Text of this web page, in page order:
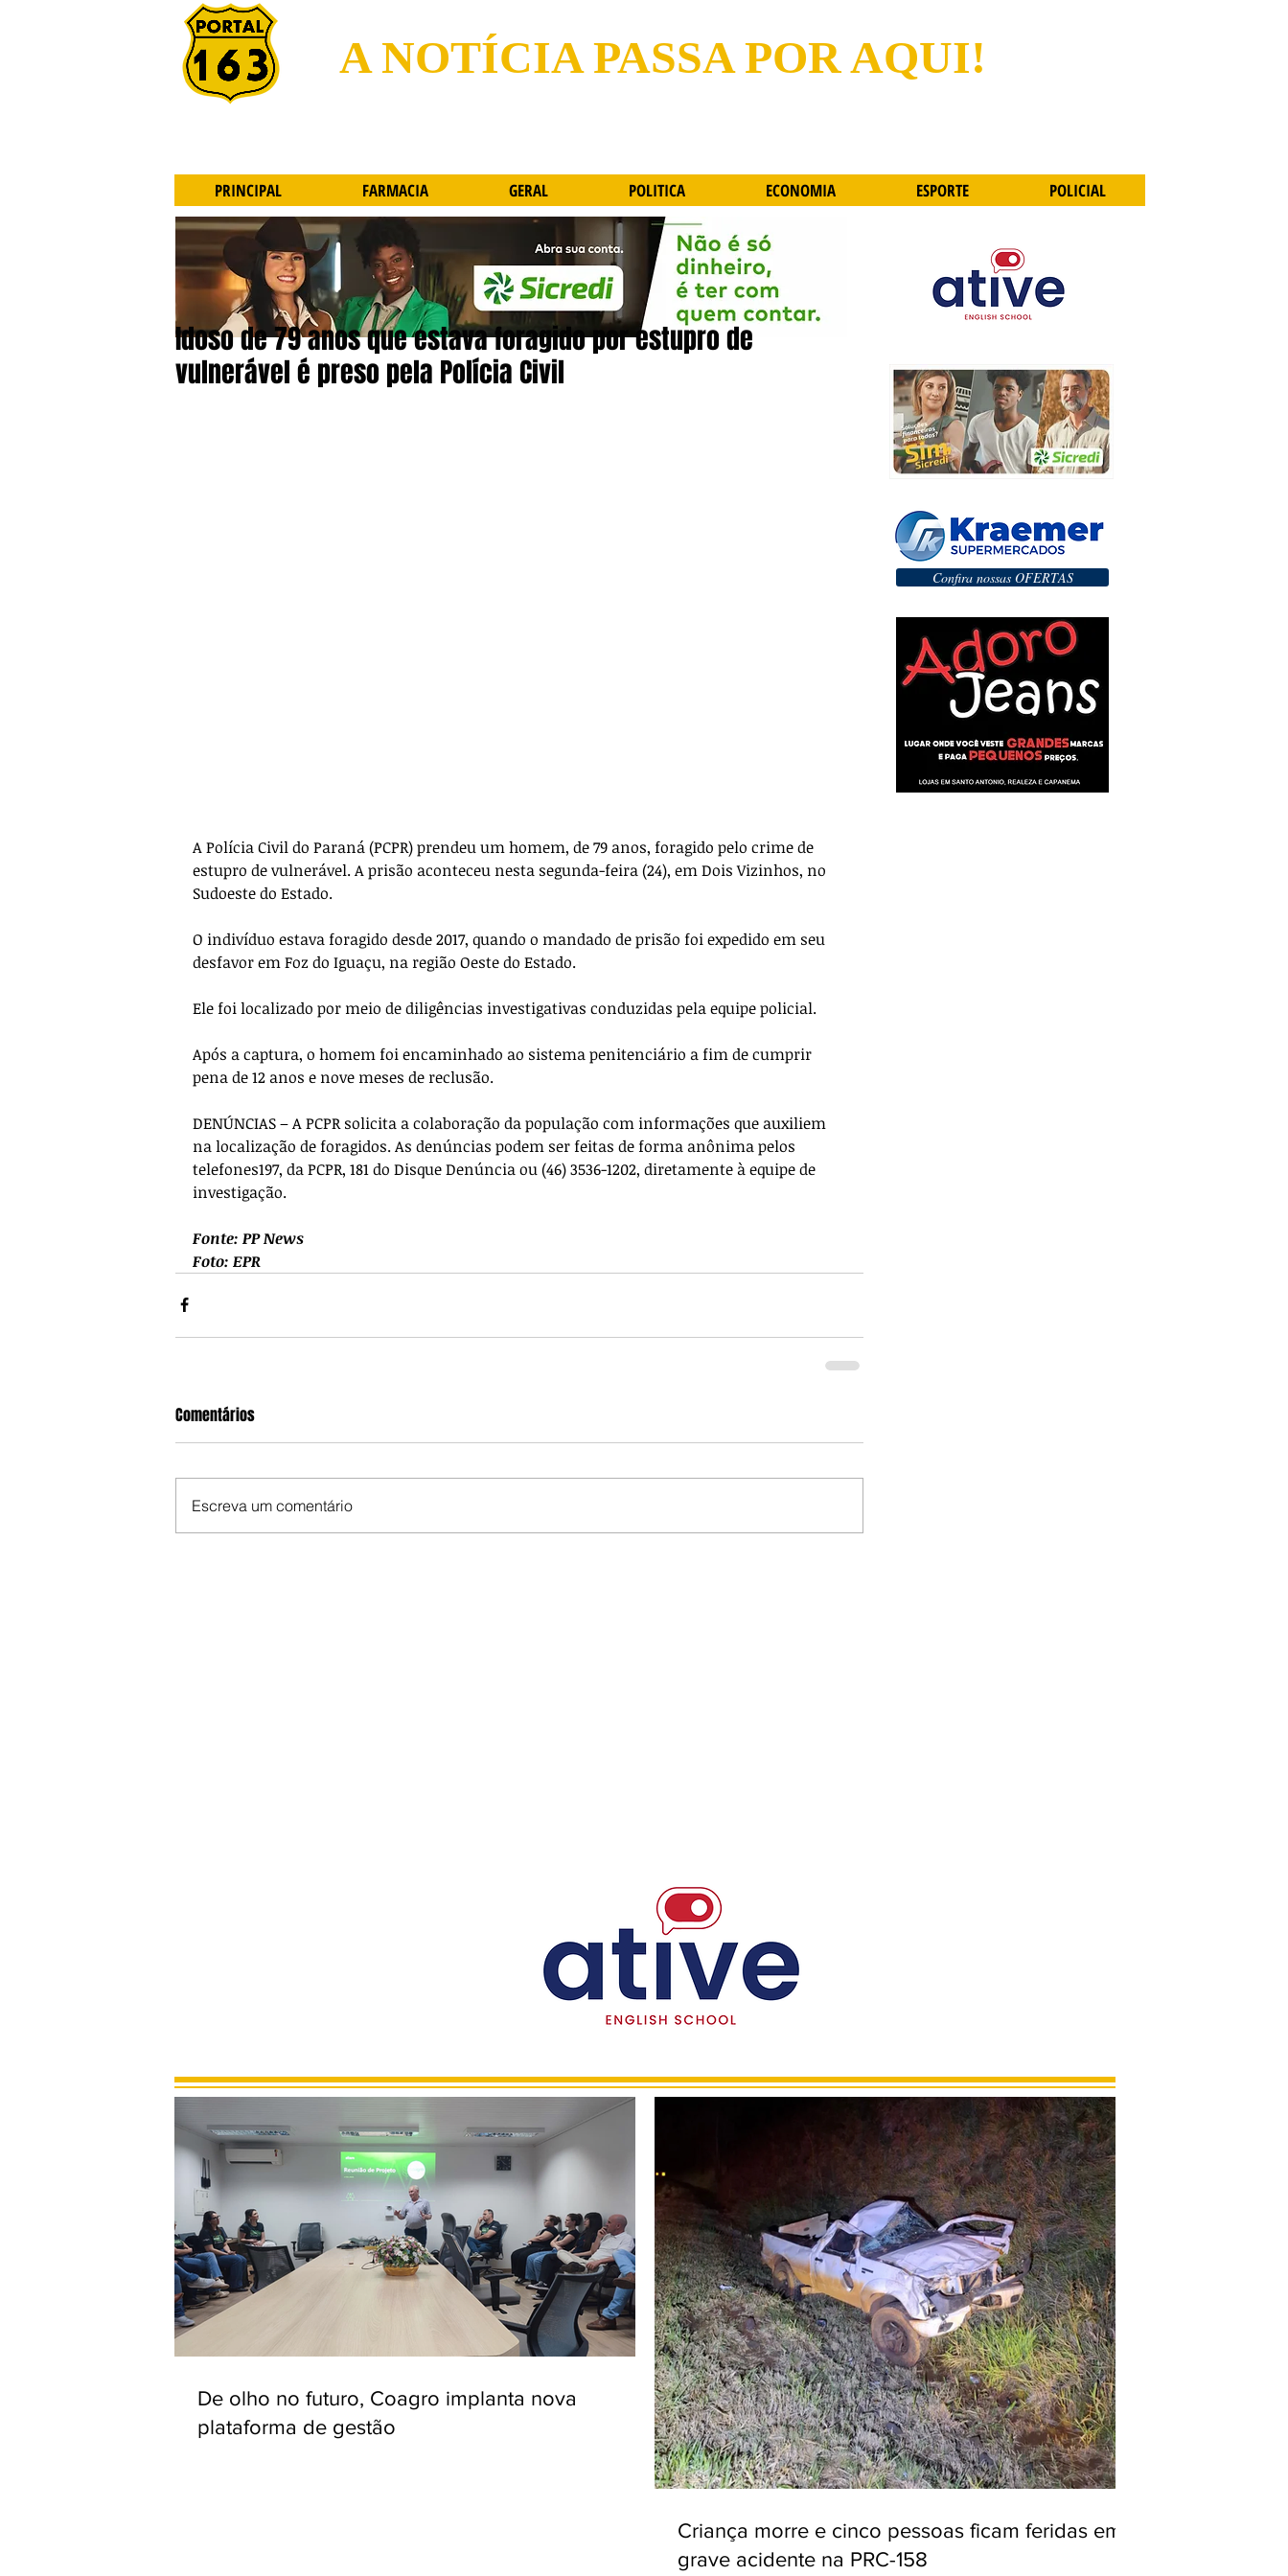
A NOTÍCIA PASSA POR AQUI!
Idoso de 79 anos que estava foragido por estupro de
vulnerável é preso pela Polícia Civil
A Polícia Civil do Paraná (PCPR) prendeu um homem, de 79 anos, foragido pelo crime de
estupro de vulnerável. A prisão aconteceu nesta segunda-feira (24), em Dois Vizinhos, no
Sudoeste do Estado.
O indivíduo estava foragido desde 2017, quando o mandado de prisão foi expedido em seu
desfavor em Foz do Iguaçu, na região Oeste do Estado.
Ele foi localizado por meio de diligências investigativas conduzidas pela equipe policial.
Após a captura, o homem foi encaminhado ao sistema penitenciário a fim de cumprir
pena de 12 anos e nove meses de reclusão.
DENÚNCIAS – A PCPR solicita a colaboração da população com informações que auxiliem
na localização de foragidos. As denúncias podem ser feitas de forma anônima pelos
telefones197, da PCPR, 181 do Disque Denúncia ou (46) 3536-1202, diretamente à equipe de
investigação.
Fonte: PP News
Foto: EPR
Comentários
Escreva um comentário
Confira nossas OFERTAS
De olho no futuro, Coagro implanta nova
plataforma de gestão
Criança morre e cinco pessoas ficam feridas em
grave acidente na PRC-158
PRINCIPAL FARMACIA GERAL POLITICA ECONOMIA ESPORTE POLICIAL